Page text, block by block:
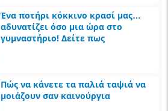
Ένα ποτήρι κόκκινο κρασί μας…
αδυνατίζει όσο μια ώρα στο
γυμναστήριο! Δείτε πως
Πώς να κάνετε τα παλιά ταψιά να
μοιάζουν σαν καινούργια